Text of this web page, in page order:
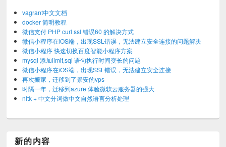
vagrant中文文档
docker 简明教程
微信支付 PHP curl ssl 错误60 的解决方式
微信小程序在iOS端，出现SSL错误，无法建立安全连接的问题解决
微信小程序 快速切换百度智能小程序方案
mysql 添加limit,sql 语句执行时间变长的问题
微信小程序在iOS端，出现SSL错误，无法建立安全连接
再次搬家，迁移到了景安的vps
时隔一年，迁移到azure 体验微软云服务器的强大
nltk + 中文分词做中文自然语言分析处理
新的内容